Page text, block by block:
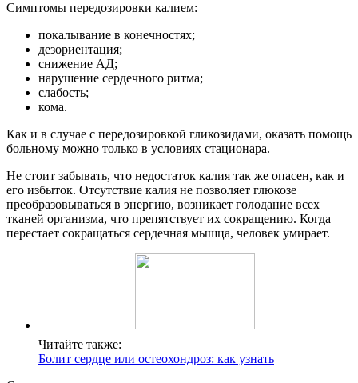
Симптомы передозировки калием:
покалывание в конечностях;
дезориентация;
снижение АД;
нарушение сердечного ритма;
слабость;
кома.
Как и в случае с передозировкой гликозидами, оказать помощь
больному можно только в условиях стационара.
Не стоит забывать, что недостаток калия так же опасен, как и
его избыток. Отсутствие калия не позволяет глюкозе
преобразовываться в энергию, возникает голодание всех
тканей организма, что препятствует их сокращению. Когда
перестает сокращаться сердечная мышца, человек умирает.
Читайте также:
Болит сердце или остеохондроз: как узнать